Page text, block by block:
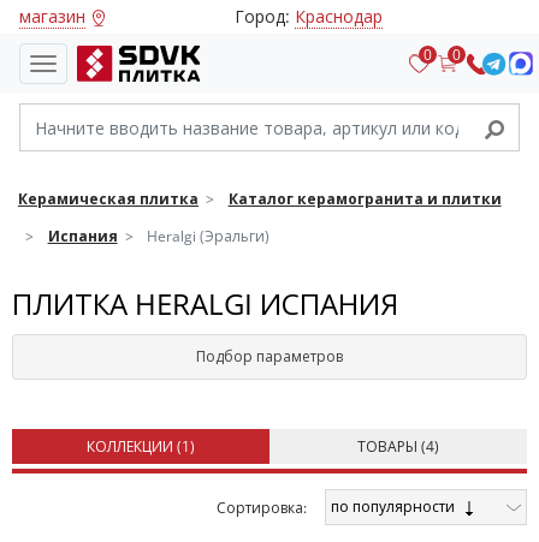
магазин Город: Краснодар
0 0
Керамическая плитка
Каталог керамогранита и плитки
Испания
Heralgi (Эральги)
ПЛИТКА HERALGI ИСПАНИЯ
Подбор параметров
КОЛЛЕКЦИИ (1) ТОВАРЫ (4)
Cортировка: по популярности